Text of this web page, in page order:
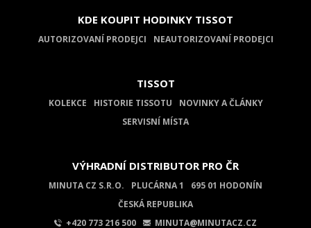
KDE KOUPIT HODINKY TISSOT
AUTORIZOVANÍ PRODEJCI NEAUTORIZOVANÍ PRODEJCI
TISSOT
KOLEKCE HISTORIE TISSOTU
NOVINKY A ČLÁNKY
SERVISNÍ MÍSTA
VÝHRADNÍ DISTRIBUTOR PRO ČR
MINUTA CZ S.R.O. PLUCÁRNA 1
695 01 HODONÍN
ČESKÁ REPUBLIKA
+420 773 216 500
MINUTA@MINUTACZ.CZ